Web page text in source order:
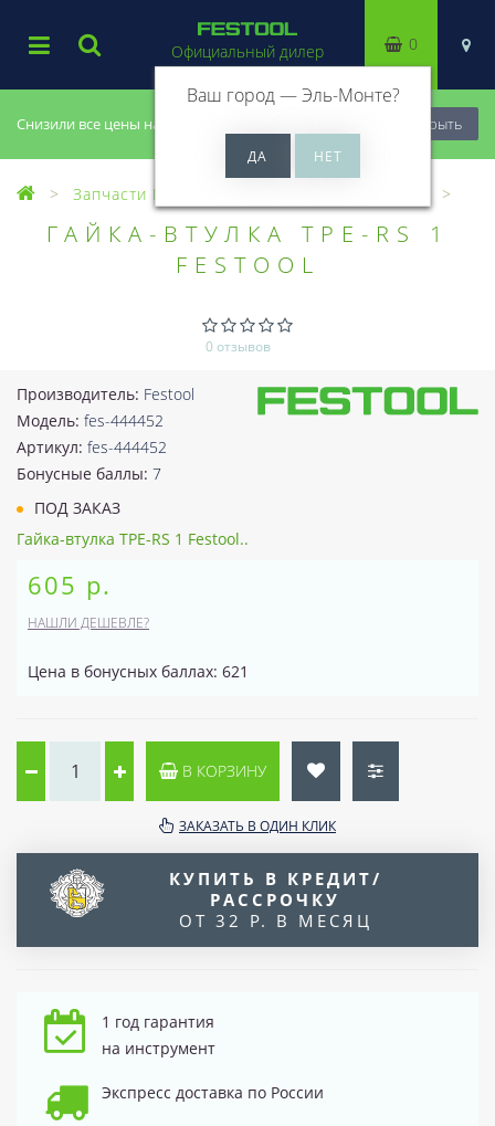
Снизили все цены на 20%, успей купить! Закрыть
Официальный дилер
Ваш город —Эль-Монте?
0
Запчасти Festool
ГАЙКА-ВТУЛКА TPE-RS 1
FESTOOL
0 отзывов
Производитель: Festool
Модель: fes-444452
Артикул: fes-444452
Бонусные баллы: 7
ПОД ЗАКАЗ
Гайка-втулка TPE-RS 1 Festool..
605 р.
НАШЛИ ДЕШЕВЛЕ?
Цена в бонусных баллах: 621
В КОРЗИНУ
ЗАКАЗАТЬ В ОДИН КЛИК
КУПИТЬ В КРЕДИТ/
РАССРОЧКУ
ОТ 32 Р. В МЕСЯЦ
1 год гарантия
на инструмент
Экспресс доставка по России